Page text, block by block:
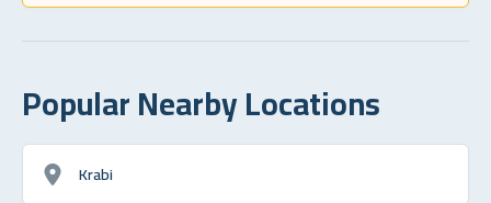
Popular Nearby Locations
Krabi